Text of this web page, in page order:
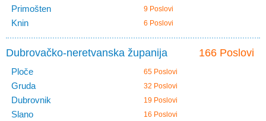
Primošten 9 Poslovi
Knin 6 Poslovi
166 Poslovi
Dubrovačko-neretvanska županija
Ploče 65 Poslovi
Gruda 32 Poslovi
Dubrovnik 19 Poslovi
Slano 16 Poslovi